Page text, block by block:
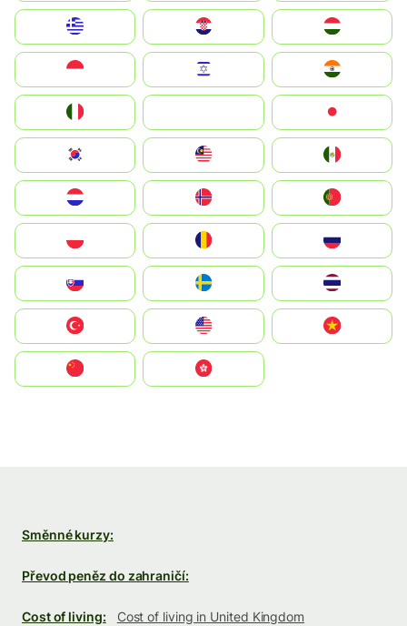
Magyarország
South Korea
United States
中國香港特別行政區
Směnné kurzy:
Převod peněz do zahraničí:
Cost of living:
Cost of living in United Kingdom